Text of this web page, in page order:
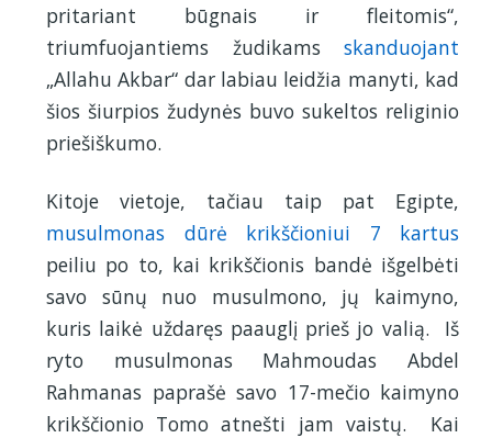
pritariant būgnais ir fleitomis“,
triumfuojantiems žudikams skanduojant
„Allahu Akbar“ dar labiau leidžia manyti, kad
šios šiurpios žudynės buvo sukeltos religinio
priešiškumo.
Kitoje vietoje, tačiau taip pat Egipte,
musulmonas dūrė krikščioniui 7 kartus
peiliu po to, kai krikščionis bandė išgelbėti
savo sūnų nuo musulmono, jų kaimyno,
kuris laikė uždaręs paauglį prieš jo valią. Iš
ryto musulmonas Mahmoudas Abdel
Rahmanas paprašė savo 17-mečio kaimyno
krikščionio Tomo atnešti jam vaistų. Kai